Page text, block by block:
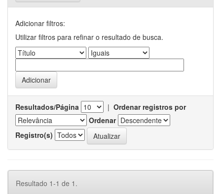
Adicionar filtros:
Utilizar filtros para refinar o resultado de busca.
Resultados/Página | Ordenar registros por
Ordenar
Registro(s)
Resultado 1-1 de 1.